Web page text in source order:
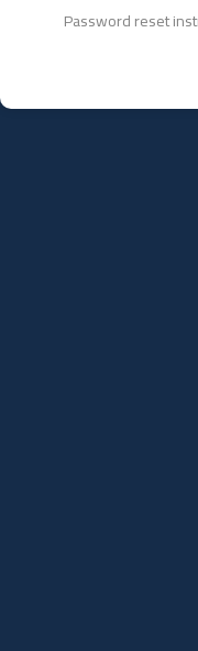
Password reset